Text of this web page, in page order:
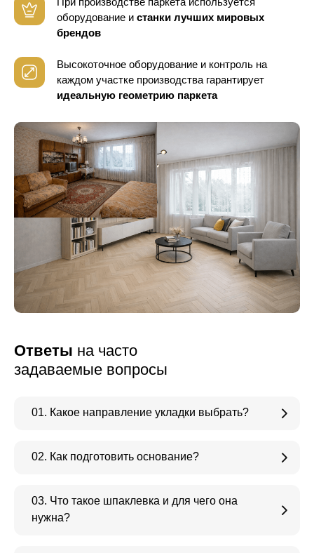
оборудование и станки лучших мировых
брендов
Высокоточное оборудование и контроль на
каждом участке производства гарантирует
идеальную геометрию паркета
Ответы на часто
задаваемые вопросы
01. Какое направление укладки выбрать?
02. Как подготовить основание?
03. Что такое шпаклевка и для чего она
нужна?